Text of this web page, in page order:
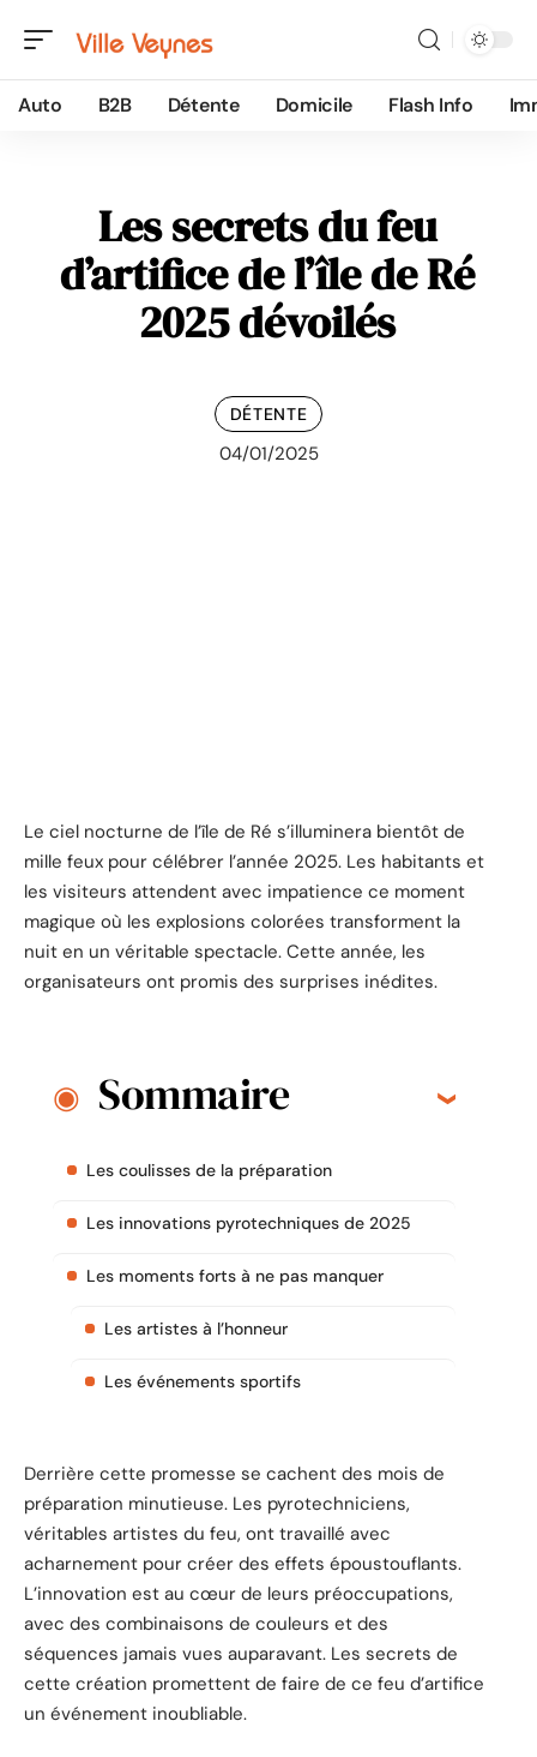
Auto B2B Détente Domicile Flash Info
Les secrets du feu
d’artifice de l’île de Ré
2025 dévoilés
DÉTENTE
04/01/2025
Le ciel nocturne de l’île de Ré s’illuminera bientôt de
mille feux pour célébrer l’année 2025. Les habitants et
les visiteurs attendent avec impatience ce moment
magique où les explosions colorées transforment la
nuit en un véritable spectacle. Cette année, les
organisateurs ont promis des surprises inédites.
Sommaire
Les coulisses de la préparation
Les innovations pyrotechniques de 2025
Les moments forts à ne pas manquer
Les artistes à l’honneur
Les événements sportifs
Derrière cette promesse se cachent des mois de
préparation minutieuse. Les pyrotechniciens,
véritables artistes du feu, ont travaillé avec
acharnement pour créer des effets époustouflants.
L’innovation est au cœur de leurs préoccupations,
avec des combinaisons de couleurs et des
séquences jamais vues auparavant. Les secrets de
cette création promettent de faire de ce feu d’artifice
un événement inoubliable.